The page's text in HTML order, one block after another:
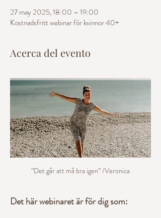
27 may 2025, 18:00 – 19:00
Kostnadsfritt webinar för kvinnor 40+
Acerca del evento
”Det går att må bra igen” /Veronica
Det här webinaret är för dig som: